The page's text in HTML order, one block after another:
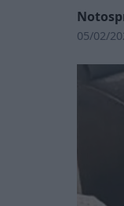
05/02/